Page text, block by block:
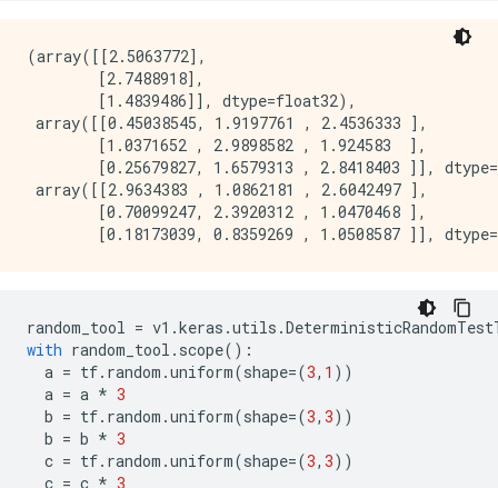
(array([[2.5063772],
        [2.7488918],
        [1.4839486]], dtype=float32),
array([[0.45038545, 1.9197761 , 2.4536333 ],
        [1.0371652 , 2.9898582 , 1.924583  ],
[0.25679827, 1.6579313 , 2.8418403 ]],
array([[2.9634383 , 1.0862181 , 2.6042497 ],
        [0.70099247, 2.3920312 , 1.0470468 ],
random_tool = v1 .keras .utils .
with random_tool . scope():
a = tf. random .uniform(shape=(3, 1 ))
a = a * 3
b = tf. random .uniform(shape=(3, 3))
b = b * 3
c = tf. random .uniform(shape=(3, 3))
c = c * 3